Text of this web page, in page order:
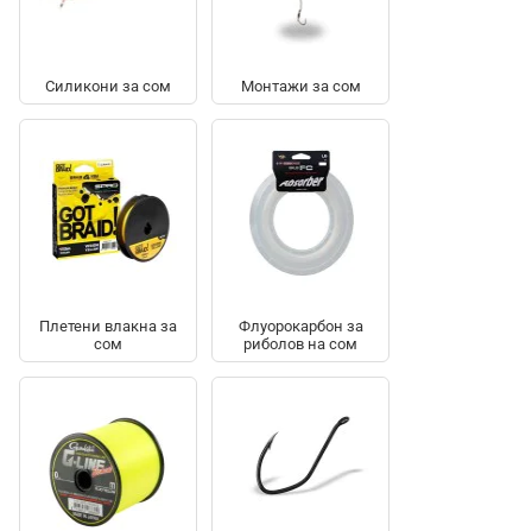
Силикони за сом Монтажи за сом
Плетени влакна за
сом
Флуорокарбон за
риболов на сом